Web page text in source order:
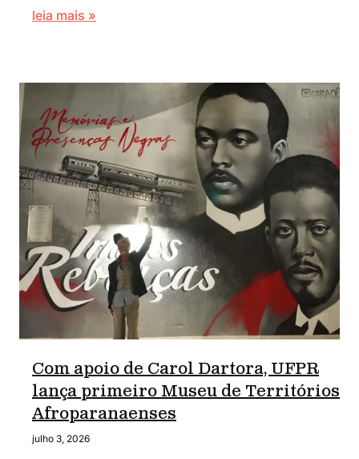
leia mais »
Com apoio de Carol Dartora, UFPR
lança primeiro Museu de Territórios
Afroparanaenses
julho 3, 2026